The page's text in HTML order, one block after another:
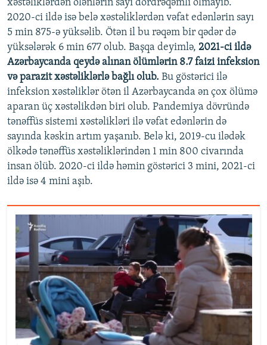
xəstəliklərdən ölənlərin sayı dördrəqəmli olmayıb.
2020-ci ildə isə belə xəstəliklərdən vəfat edənlərin sayı
5 min 875-ə yüksəlib. Ötən il bu rəqəm bir qədər də
yüksələrək 6 min 677 olub. Başqa deyimlə, 2021-ci ildə
Azərbaycanda qeydə alınan ölümlərin 8.7 faizi infeksion
və parazit xəstəliklərlə bağlı olub. Bu göstərici ilə
infeksion xəstəliklər ötən il Azərbaycanda ən çox ölümə
aparan üç xəstəlikdən biri olub. Pandemiya dövründə
tənəffüs sistemi xəstəlikləri ilə vəfat edənlərin də
sayında kəskin artım yaşanıb. Belə ki, 2019-cu ilədək
ölkədə tənəffüs xəstəliklərindən 1 min 800 civarında
insan ölüb. 2020-ci ildə həmin göstərici 3 mini, 2021-ci
ildə isə 4 mini aşıb.